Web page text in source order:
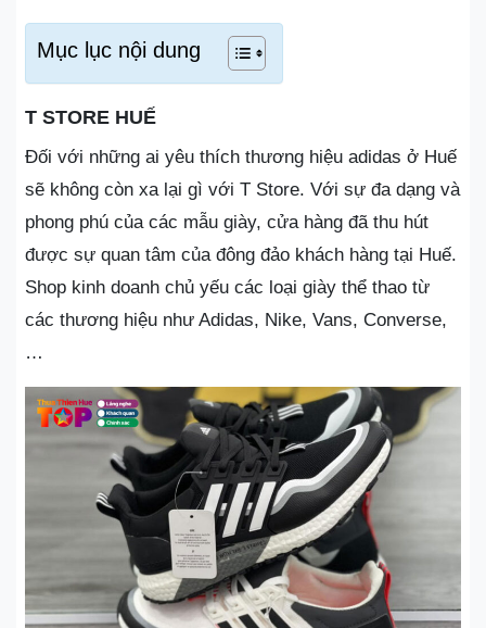
Mục lục nội dung
T STORE HUẾ
Đối với những ai yêu thích thương hiệu adidas ở Huế
sẽ không còn xa lại gì với T Store. Với sự đa dạng và
phong phú của các mẫu giày, cửa hàng đã thu hút
được sự quan tâm của đông đảo khách hàng tại Huế.
Shop kinh doanh chủ yếu các loại giày thể thao từ
các thương hiệu như Adidas, Nike, Vans, Converse,
…